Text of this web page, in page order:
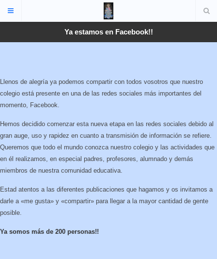
Ya estamos en Facebook!!
Llenos de alegría ya podemos compartir con todos vosotros que nuestro
colegio está presente en una de las redes sociales más importantes del
momento, Facebook.
Hemos decidido comenzar esta nueva etapa en las redes sociales debido al
gran auge, uso y rapidez en cuanto a transmisión de información se refiere.
Queremos que todo el mundo conozca nuestro colegio y las actividades que
en él realizamos, en especial padres, profesores, alumnado y demás
miembros de nuestra comunidad educativa.
Estad atentos a las diferentes publicaciones que hagamos y os invitamos a
darle a «me gusta» y «compartir» para llegar a la mayor cantidad de gente
posible.
Ya somos más de 200 personas!!